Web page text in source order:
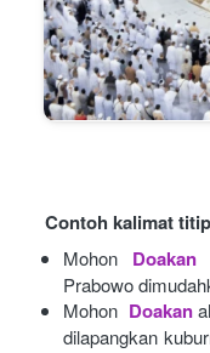
Contoh kalimat
Mohon Doakan
Prabowo
Mohon Doakan
dilapangkan